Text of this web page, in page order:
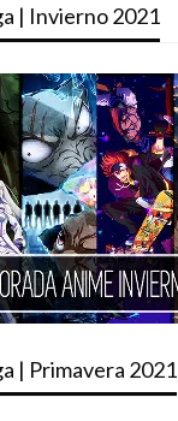
| Invierno 2021
| Primavera 2021